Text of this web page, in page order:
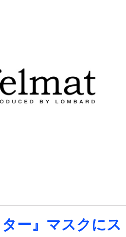
ー』マスクにス